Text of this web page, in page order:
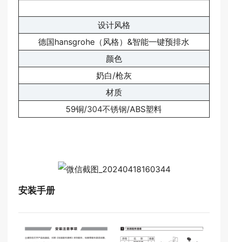
设计风格
德国hansgrohe（风格）&智能一键预排水
颜色
奶白/枪灰
材质
59铜/304不锈钢/ABS塑料
安装手册